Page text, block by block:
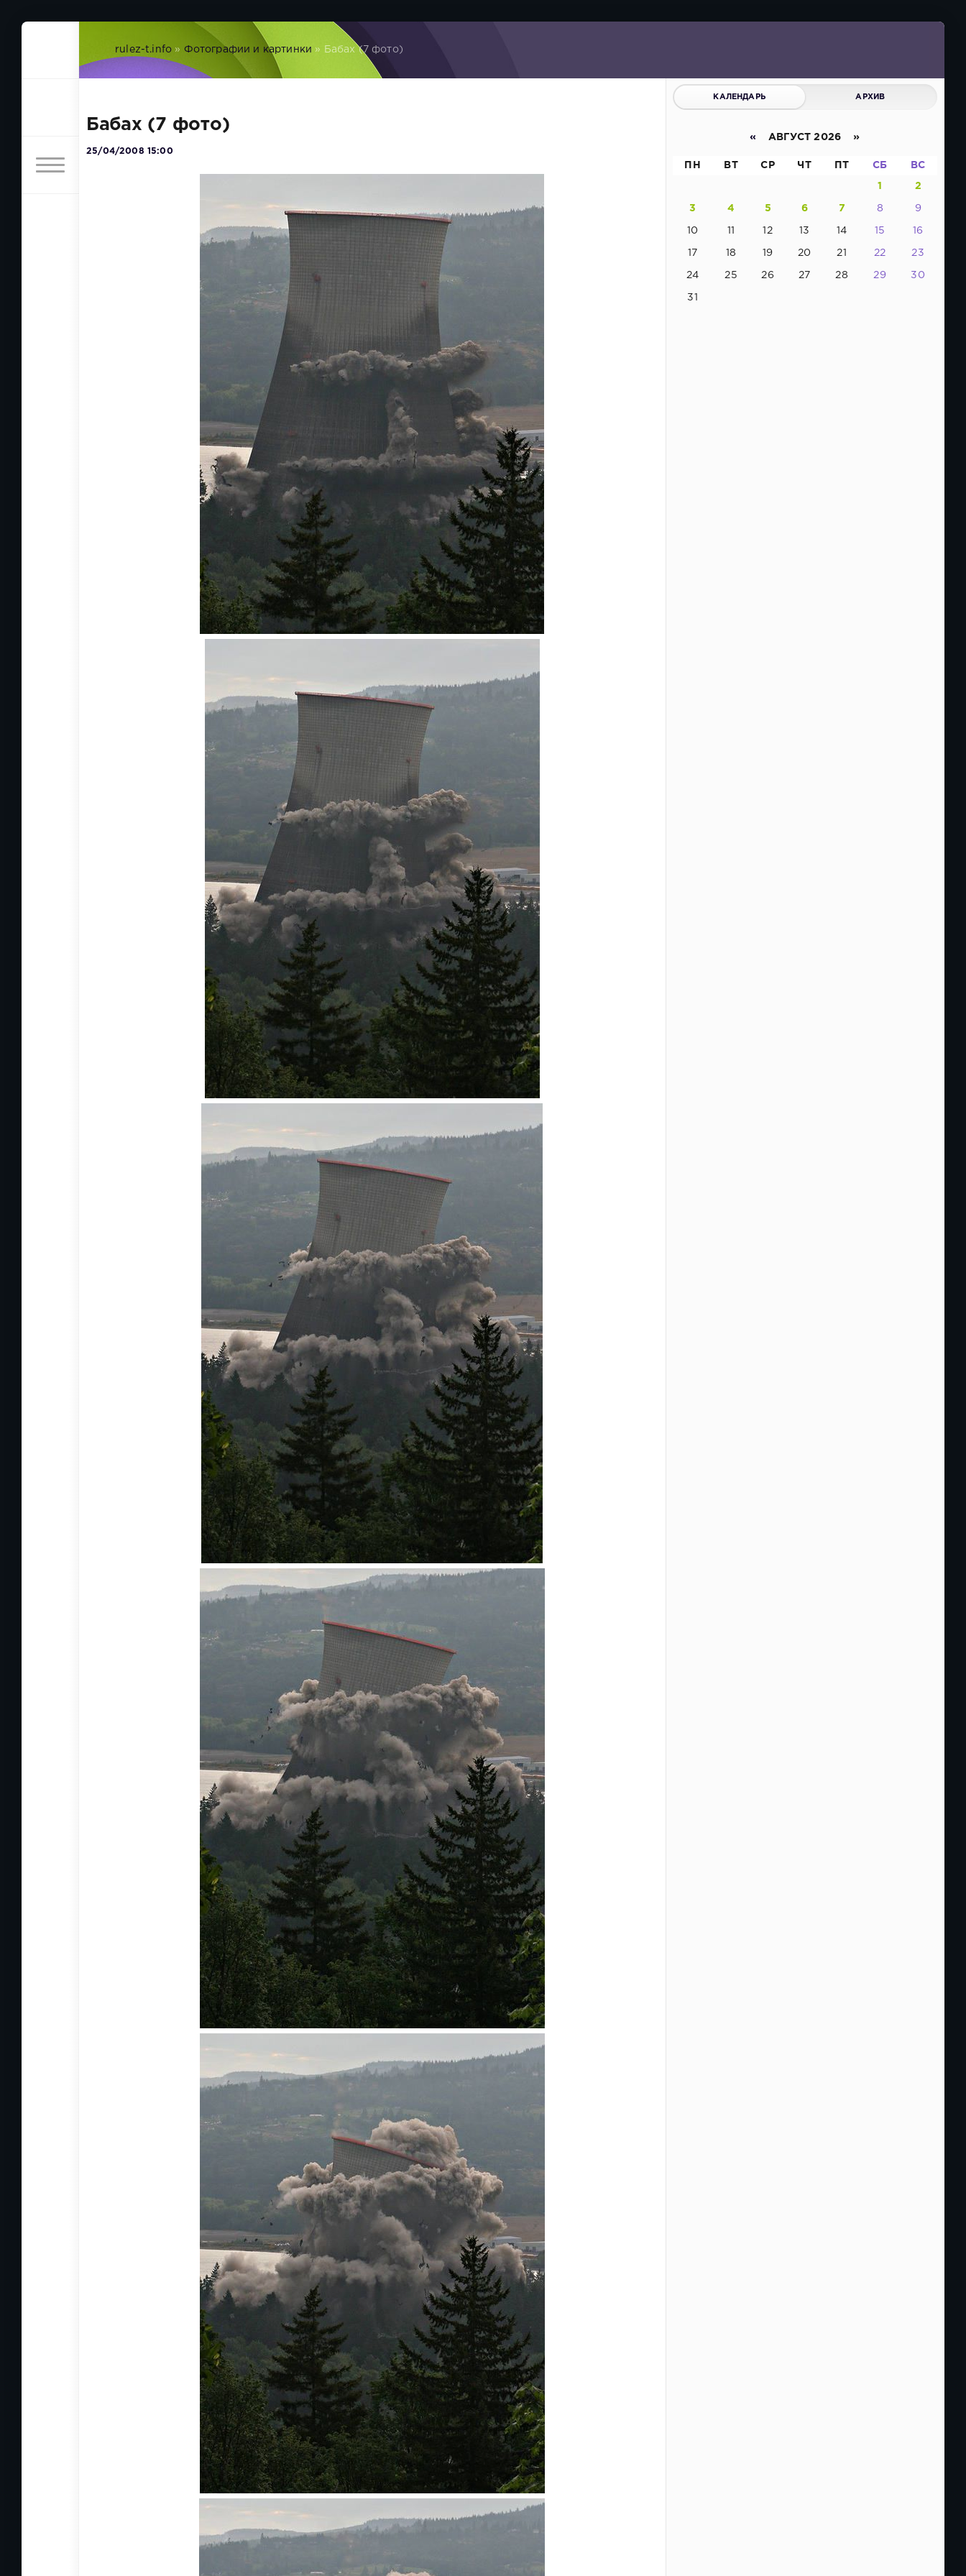
rulez-t.info » Фотографии и картинки » Бабах (7 фото)
Бабах (7 фото)
25/04/2008 15:00
КАЛЕНДАРЬ АРХИВ
« АВГУСТ 2026 »
ПН ВТ СР ЧТ ПТ СБ ВС
1 2
3 4 5 6 7 8 9
10 11 12 13 14 15 16
17 18 19 20 21 22 23
24 25 26 27 28 29 30
31